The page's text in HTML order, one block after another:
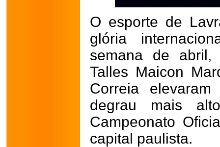
O esporte de
glória
semana de
Talles Maicon
Correia
degrau mais
Campeonato
capital paulista.